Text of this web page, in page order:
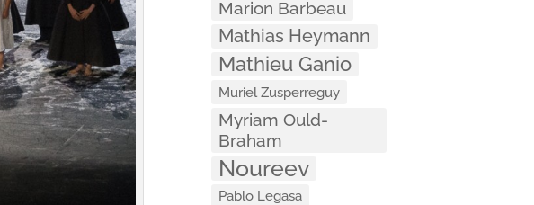
Marion Barbeau
Mathias Heymann
Mathieu Ganio
Muriel Zusperreguy
Myriam Ould-
Braham
Noureev
Pablo Legasa